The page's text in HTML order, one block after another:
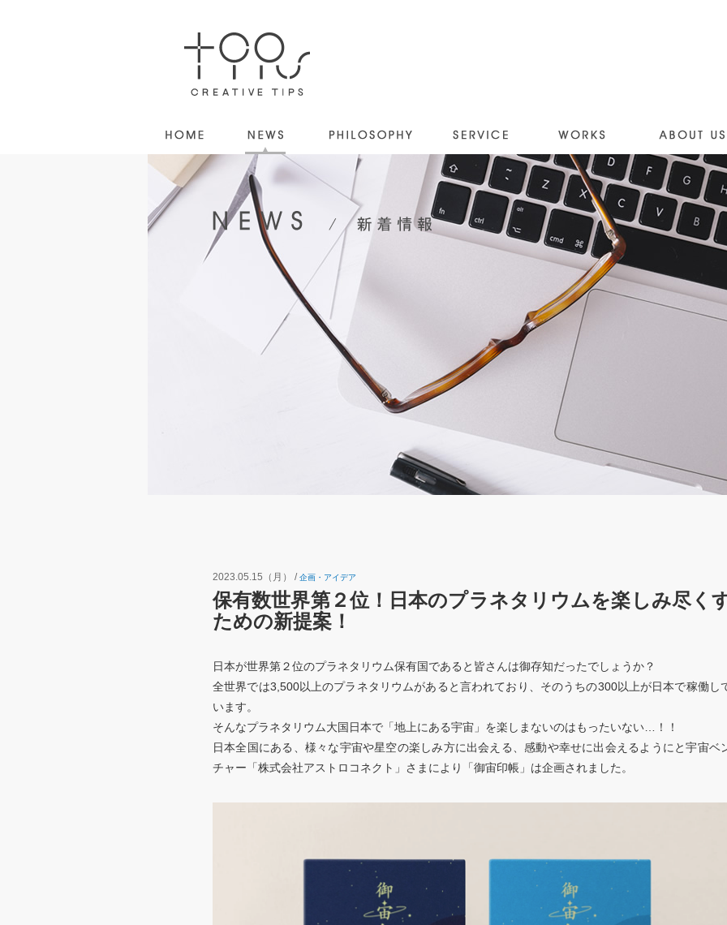
2023.05.15（月） /企画・アイデア
保有数世界第２位！日本のプラネタリウムを楽しみ尽く
ための新提案！
日本が世界第２位のプラネタリウム保有国であると皆さんは御存知だったでしょうか？
全世界では3,500以上のプラネタリウムがあると言われており、そのうちの300以上が日本で稼働し
います。
そんなプラネタリウム大国日本で「地上にある宇宙」を楽しまないのはもったいない…！！
日本全国にある、様々な宇宙や星空の楽しみ方に出会える、感動や幸せに出会えるようにと宇宙ベ
チャー「株式会社アストロコネクト」さまにより「御宙印帳」は企画されました。